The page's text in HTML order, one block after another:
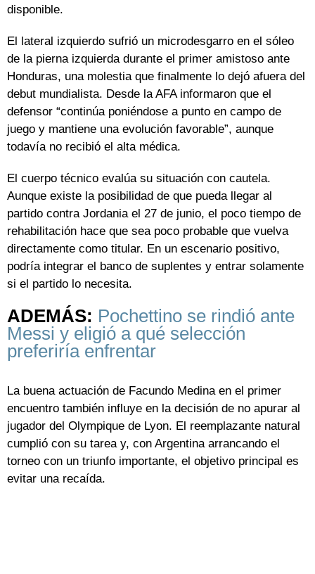
disponible.
El lateral izquierdo sufrió un microdesgarro en el sóleo
de la pierna izquierda durante el primer amistoso ante
Honduras, una molestia que finalmente lo dejó afuera del
debut mundialista. Desde la AFA informaron que el
defensor “continúa poniéndose a punto en campo de
juego y mantiene una evolución favorable”, aunque
todavía no recibió el alta médica.
El cuerpo técnico evalúa su situación con cautela.
Aunque existe la posibilidad de que pueda llegar al
partido contra Jordania el 27 de junio, el poco tiempo de
rehabilitación hace que sea poco probable que vuelva
directamente como titular. En un escenario positivo,
podría integrar el banco de suplentes y entrar solamente
si el partido lo necesita.
ADEMÁS: Pochettino se rindió ante
Messi y eligió a qué selección
preferiría enfrentar
La buena actuación de Facundo Medina en el primer
encuentro también influye en la decisión de no apurar al
jugador del Olympique de Lyon. El reemplazante natural
cumplió con su tarea y, con Argentina arrancando el
torneo con un triunfo importante, el objetivo principal es
evitar una recaída.